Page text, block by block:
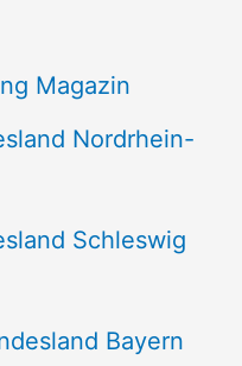
Magazin
Nordrhein-
Schleswig
Bayern